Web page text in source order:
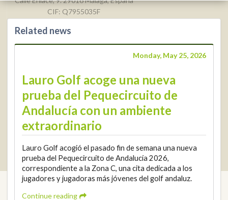
Related news
Monday, May 25, 2026
Lauro Golf acoge una nueva
prueba del Pequecircuito de
Andalucía con un ambiente
extraordinario
Lauro Golf acogió el pasado fin de semana una nueva
prueba del Pequecircuito de Andalucía 2026,
correspondiente a la Zona C, una cita dedicada a los
jugadores y jugadoras más jóvenes del golf andaluz.
Continue reading
CIF: Q7955035F
+34 952 225
590
Cookies Policy
Legal note © DarkSky
Tournaments widget
Login